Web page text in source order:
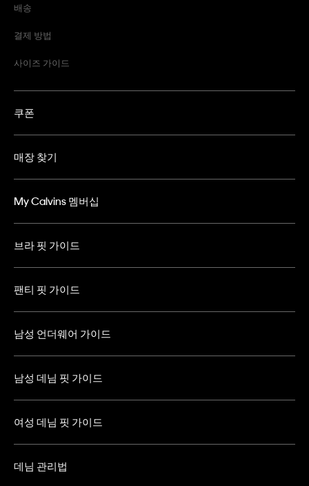
배송
결제 방법
사이즈 가이드
쿠폰
매장 찾기
My Calvins 멤버십
브라 핏 가이드
팬티 핏 가이드
남성 언더웨어 가이드
남성 데님 핏 가이드
여성 데님 핏 가이드
데님 관리법